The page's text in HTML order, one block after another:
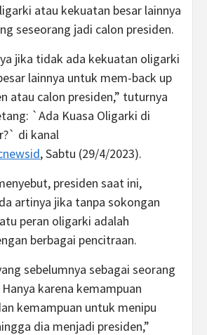
atau kekuatan besar lainnya
seseorang jadi calon presiden.
jika tidak ada kekuatan oligarki
lainnya untuk mem-back up
atau calon presiden,” tuturnya
`Ada Kuasa Oligarki di
di kanal
, Sabtu (29/4/2023).
presiden saat ini,
artinya jika tanpa sokongan
peran oligarki adalah
berbagai pencitraan.
sebelumnya sebagai seorang
karena kemampuan
kemampuan untuk menipu
dia menjadi presiden,”